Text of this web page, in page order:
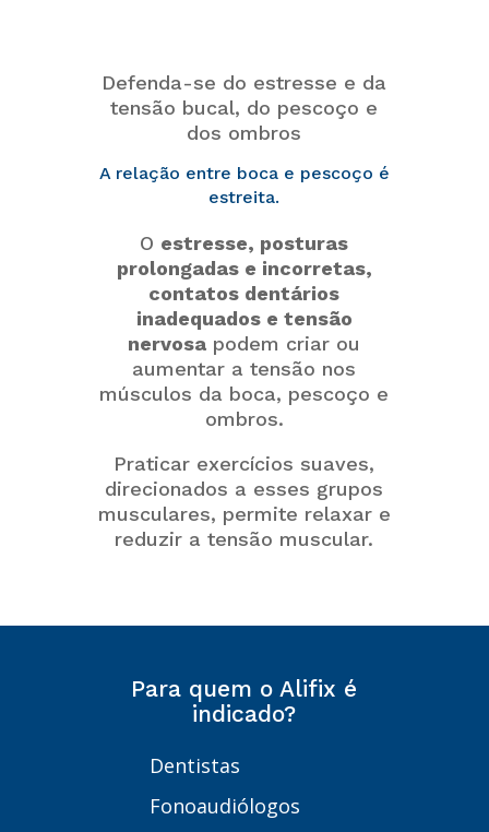
Defenda-se do estresse e da
tensão bucal, do pescoço e
dos ombros
A relação entre boca e pescoço é
estreita.
O estresse, posturas
prolongadas e incorretas,
contatos dentários
inadequados e tensão
nervosa podem criar ou
aumentar a tensão nos
músculos da boca, pescoço e
ombros.
Praticar exercícios suaves,
direcionados a esses grupos
musculares, permite relaxar e
reduzir a tensão muscular.
Para quem o Alifix é
indicado?
Dentistas
Fonoaudiólogos